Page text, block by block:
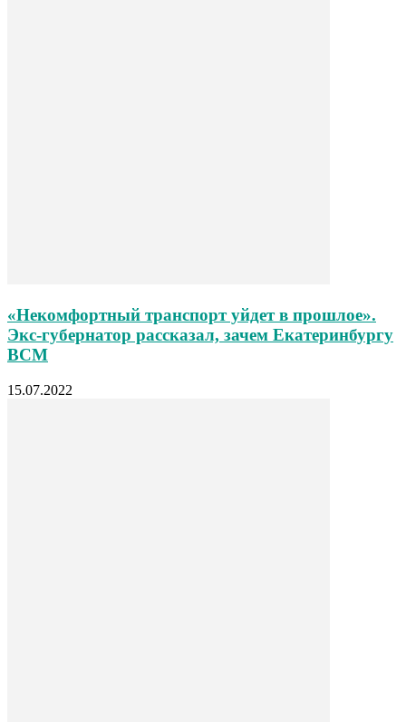
«Некомфортный транспорт уйдет в прошлое».
Экс-губернатор рассказал, зачем Екатеринбургу
ВСМ
15.07.2022